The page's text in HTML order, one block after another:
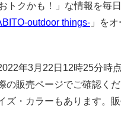
トクかも！」な情報を毎
outdoor things- 」を
年3月22日12時25分時
の販売ページでご確認く
ズ・カラーもあります。